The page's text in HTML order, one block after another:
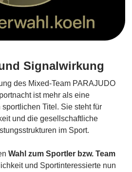
Signalwirkung
des Mixed-Team PARAJUDO
ist mehr als eine
Titel. Sie steht für
und die gesellschaftliche
im Sport.
Wahl zum Sportler bzw. Team
und Sportinteressierte nun